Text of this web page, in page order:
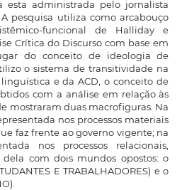
esta administrada pelo jornalista
pesquisa utiliza como arcabouço
funcional de Halliday e
Crítica do Discurso com base em
do conceito de ideologia de
o sistema de transitividade na
e da ACD, o conceito de
com a análise em relação às
mostraram duas macrofiguras. Na
nos processos materiais
faz frente ao governo vigente; na
nos processos relacionais,
com dois mundos opostos: o
E TRABALHADORES) e o